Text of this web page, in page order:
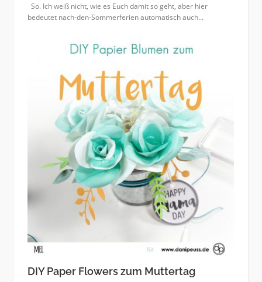
So. Ich weiß nicht, wie es Euch damit so geht, aber hier
bedeutet nach-den-Sommerferien automatisch auch...
DIY Paper Flowers zum Muttertag